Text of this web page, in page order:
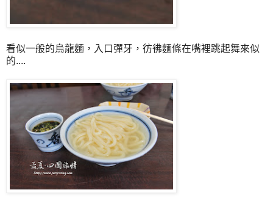
看似一般的烏龍麵，入口彈牙，彷彿麵條在嘴裡跳起舞來似
的....